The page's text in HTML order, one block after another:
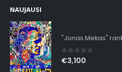
NAUJAUSI
"Jonas Mekas"
0out of 5
€3,100